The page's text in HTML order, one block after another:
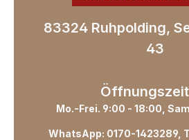
83324 Ruhpolding,
43
Mo.-Frei. 9:00 - 18:00,
WhatsApp: 0170-1423289,